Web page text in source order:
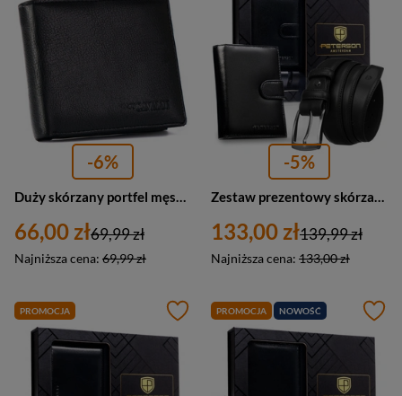
-6%
66,00 zł
Najniższa cena: 69,99 zł
69,99 zł
-5%
133,00 zł
Najniższa cena: 133,00 zł
139,99 zł
PROMOCJA PROMOCJA NOWOŚĆ